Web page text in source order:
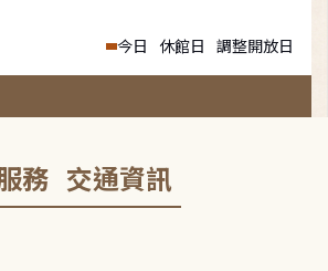
今日 休館日 調整開放日
務 交通資訊